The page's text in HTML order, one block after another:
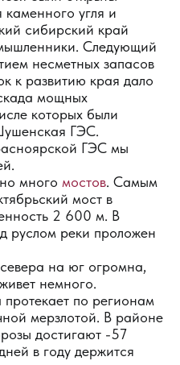
угля и
сибирский край
Следующий
несметных запасов
к развитию края дало
мощных
которых были
ГЭС.
ГЭС мы
много мостов. Самым
мост в
2 600 м. В
руслом реки проложен
на юг огромна,
немного.
протекает по регионам
мерзлотой. В районе
достигают -57
в году держится